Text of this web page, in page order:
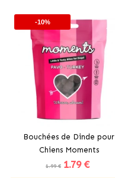
-10%
Bouchées de Dinde pour
Chiens Moments
1.99 € 1.79 €